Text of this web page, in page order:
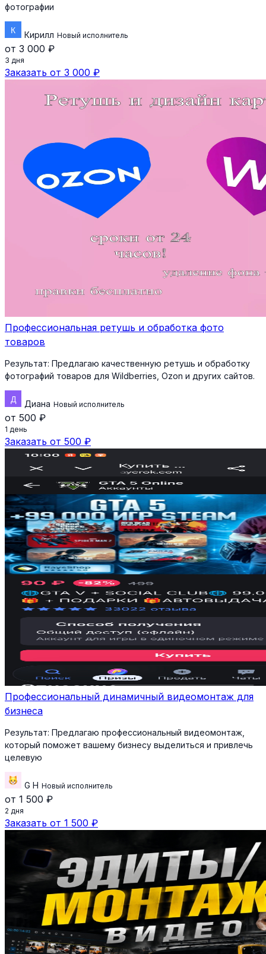
фотографии
Кирилл Новый исполнитель
от 3 000 ₽
3 дня
Заказать от 3 000 ₽
Профессиональная ретушь и обработка фото
товаров
Результат: Предлагаю качественную ретушь и обработку
фотографий товаров для Wildberries, Ozon и других сайтов.
Диана Новый исполнитель
от 500 ₽
1 день
Заказать от 500 ₽
Профессиональный динамичный видеомонтаж для
бизнеса
Результат: Предлагаю профессиональный видеомонтаж,
который поможет вашему бизнесу выделиться и привлечь
целевую
G H Новый исполнитель
от 1 500 ₽
2 дня
Заказать от 1 500 ₽